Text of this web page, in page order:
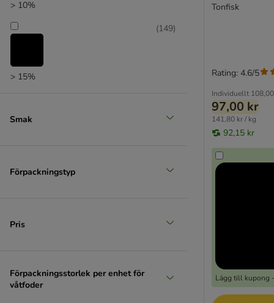
MAC's
mera Cats
Miamor
Natural Code
Nutrivet Inne
Porta 21
Pure Nature
Purina ONE
> 10%
> 15%
(149)
Smak
Förpackningstyp
Pris
Förpackningsstorlek per enhet för
våtfoder
Tonfisk
Individuellt
97,00 kr
141,80 kr / kg
92,15 kr
Lägg till kupong
Rating: 4.6/5